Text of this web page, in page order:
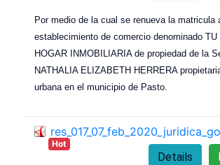
Por medio de la cual se renueva la matricula
establecimiento de comercio denominado TU
HOGAR INMOBILIARIA de propiedad de la
NATHALIA ELIZABETH HERRERA
urbana en el municipio de Pasto.
Hot
Details